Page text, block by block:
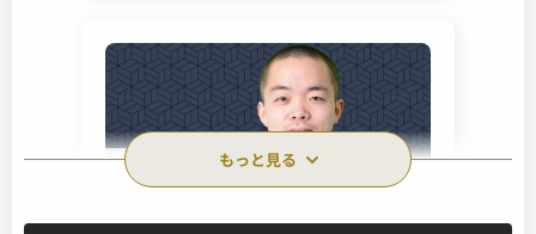
もっと見る